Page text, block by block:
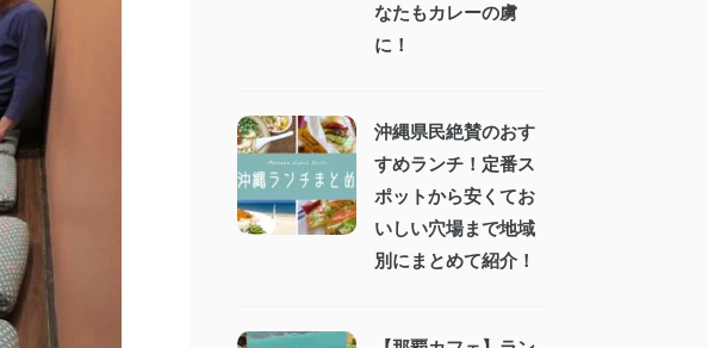
なたもカレーの虜
に！
沖縄県民絶賛のおす
すめランチ！定番ス
ポットから安くてお
いしい穴場まで地域
別にまとめて紹介！